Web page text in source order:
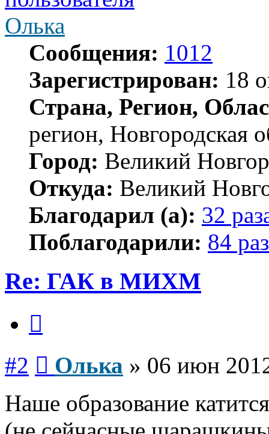
Олька
Сообщения: 1012
Зарегистрирован: 18
Страна, Регион,
регион, Новгородская
Город: Великий
Откуда: Великий
Благодарил (а): 32
Поблагодарили: 84
Re: ГАК в МИХМ
#2 Олька » 06 июн
Наше образование